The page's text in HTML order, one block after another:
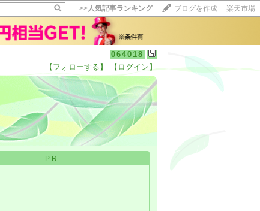
>>人気記事ランキング ブログを作成 楽天市場
064018
【フォローする】 【ログイン】
【毎日開催】
15記事にいいね！で1ポイント
10秒滞在
いいね!
PR